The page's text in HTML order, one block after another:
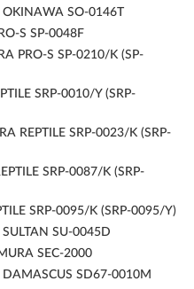
SO-0146T
S SP-0048F
PRO-S SP-0210/K (SP-
SRP-0010/Y (SRP-
REPTILE SRP-0023/K (SRP-
SRP-0087/K (SRP-
SRP-0095/K (SRP-0095/Y)
SU-0045D
SEC-2000
SD67-0010M